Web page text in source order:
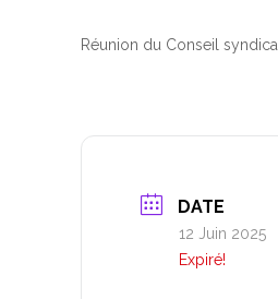
Réunion du Conseil syndical
DATE
12 Juin 2025
Expiré!